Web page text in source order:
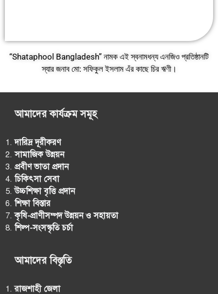
“Shataphool Bangladesh” নামক এই স্বনামধন্য এনজিও প্রতিষ্ঠানটি
স্যার জনাব মো: সফিকুল ইসলাম এঁর কাছে চির ঋণী।
আমাদের কার্যক্রম সমূহ
দারিদ্র দূরীকরণ
সামাজিক উন্নয়ন
প্রবীণ ভাতা প্রদান
চিকিৎসা সেবা
উচ্চশিক্ষা বৃত্তি প্রদান
শিক্ষা বিস্তার
কৃষি-প্রাণীসম্পদ উন্নয়ন ও সহায়তা
শিল্প-সংসস্কৃতি চর্চা
আমাদের বিস্তৃতি
রাজশাহী জেলা